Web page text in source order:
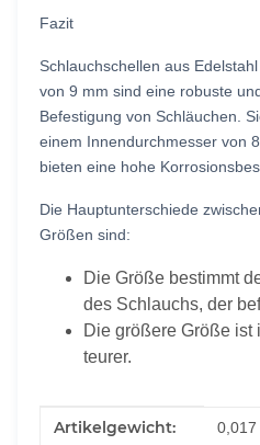
Fazit
Schlauchschellen aus
von 9 mm sind eine robuste
Befestigung von Schläuchen.
einem Innendurchmesser von
bieten eine hohe
Die Hauptunterschiede
Größen sind:
Die Größe bestimmt
des Schlauchs, der
Die größere Größe ist
teurer.
Produkteigenschaft
Wert
Artikelgewicht: 0,017